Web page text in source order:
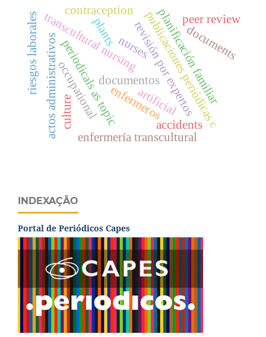
documentos
periodicals as topicrevisión por expertos
publicaciones periódicas c
transcultural nursing
enfermería transcultural
contraception planificación familiar
peer review
documents
nurses
actos administrativos enfermeros
accidents
occupational
riesgos laborales
culture
plants
artificial
INDEXAÇÃO
Portal de Periódicos Capes